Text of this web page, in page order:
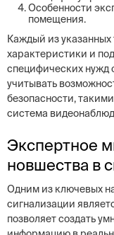
Особенности
помещения.
Каждый из
характеристики и
специфических нужд
учитывать
безопасности,
система
Экспертное
новшества в
Одним из ключевых
сигнализации
позволяет создать